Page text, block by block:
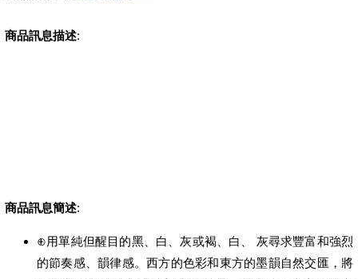
商品訊息描述:
商品訊息簡述:
⊕用單純但醒目的黑、白、灰或褐、白、 灰尋求豐富和強烈
的節奏感、韻律感。西方的色彩和東方的墨韻自然交匯，將